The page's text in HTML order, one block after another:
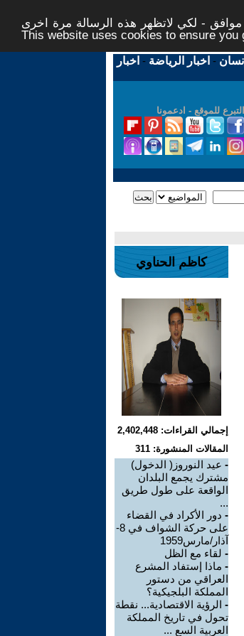
- لكي لاتظهر هذه الرسالة مرة اخرى -
This website uses cookies to ensure
- اخبار الرياضة - اخبار
التبرع للموقع - ادعمونا
كاظم الحناوي
إجمالي القراءات: 2,402,448
المقالات المنشورة: 311
- عيد النوروز( الدخول)
مشترك يجمع البلدان
الواقعة على طول طريق
...
- دور الأكراد في القضاء
على حركة الشواف في 8-
آذار/مارس1959
- لقاء مع الظل
- ماذا إستفاد المشرع
العراقي من دستور
المملكة البلجيكية؟
- الرؤية الاقتصادية... نقطة
تحول في تاريخ المملكة
العربية السع ...